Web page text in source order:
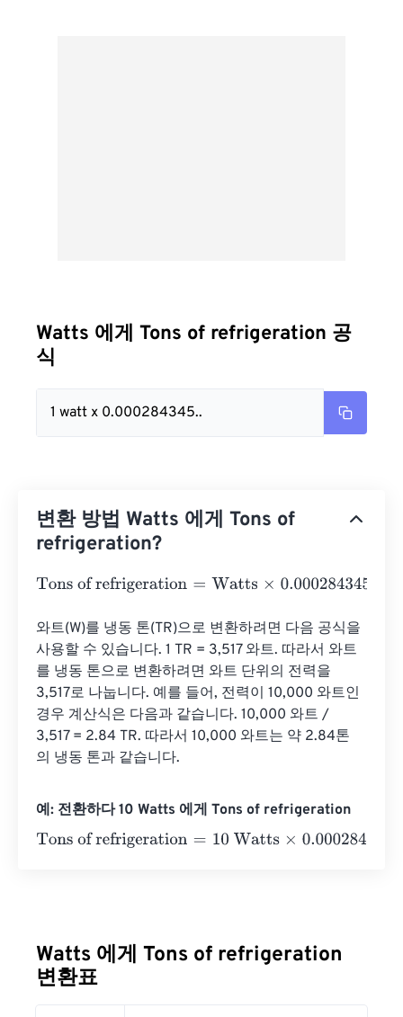
Watts 에게 Tons of refrigeration 공
식
1 watt x 0.000284345..
변환 방법 Watts 에게 Tons of
refrigeration?
Tons of refrigeration=Watts ×0.000284345
와트(W)를 냉동 톤(TR)으로 변환하려면 다음 공식을
사용할 수 있습니다. 1 TR = 3,517 와트. 따라서 와트
를 냉동 톤으로 변환하려면 와트 단위의 전력을
3,517로 나눕니다. 예를 들어, 전력이 10,000 와트인
경우 계산식은 다음과 같습니다. 10,000 와트 /
3,517 = 2.84 TR. 따라서 10,000 와트는 약 2.84톤
의 냉동 톤과 같습니다.
예: 전환하다 10 Watts 에게 Tons of refrigeration
Tons of refrigeration=10 Watts ×0.000284345=
Watts 에게 Tons of refrigeration
변환표